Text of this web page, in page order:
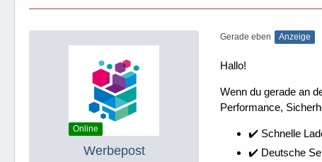
Online
Werbepost
Gerade eben Anzeige
Hallo!
Wenn du gerade an
Performance,
✔️ Schnelle
✔️ Deutsche